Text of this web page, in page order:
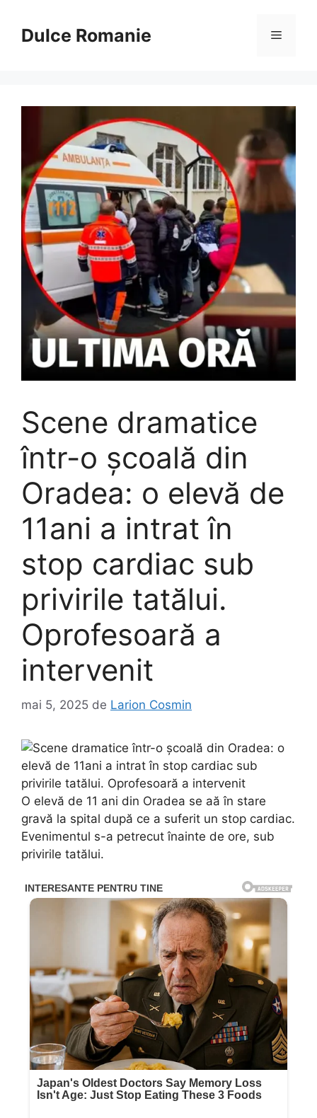
conținutDulce Romanie Meniu
Scene dramatice
într-o școală din
Oradea: o elevă de
11ani a intrat în
stop cardiac sub
privirile tatălui.
Oprofesoară a
intervenit
mai 5, 2025 de Larion Cosmin
O elevă de 11 ani din Oradea se aă în stare
gravă la spital după ce a suferit un stop cardiac.
Evenimentul s-a petrecut înainte de ore, sub
privirile tatălui.